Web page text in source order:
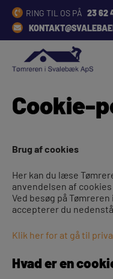
Hop
indholdet
RING TIL OS PÅ 23 62
Cookie-
Brug af cookies
Her kan du læse
anvendelsen af
Ved besøg på
accepterer du
Klik her for at gå til
Hvad er en